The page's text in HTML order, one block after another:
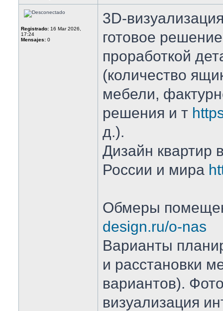
Registrado: 16 Mar 2026,
17:24
Mensajes: 0
3D-
готовое
проработкой
(количество
мебели,
решения и т
д.).
Дизайн квартир
России и мира
Обмеры
design.ru/o-nas
Варианты
и расстановки
вариантов).
визуализация